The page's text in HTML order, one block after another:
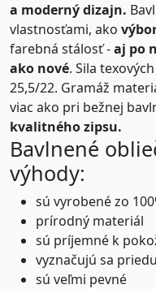
a moderný dizajn.
vlastnosťami, ako
farebná stálosť -aj po
ako nové. Sila
25,5/22. Gramáž
viac ako pri bežnej
kvalitného zipsu.
Bavlnené
výhody:
sú vyrobené zo
prírodný materiál
sú príjemné k
vyznačujú sa
sú veľmi pevné